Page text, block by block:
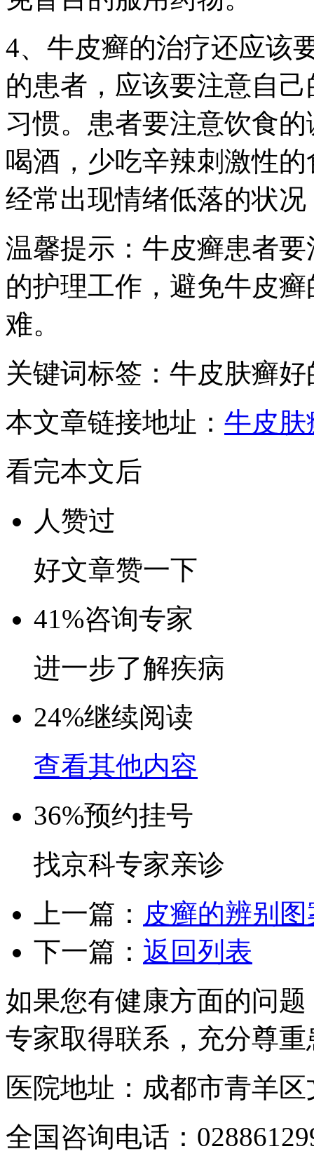
4、牛皮癣的治疗还应该
的患者，应该要注意自
习惯。患者要注意饮食
喝酒，少吃辛辣刺激性
经常出现情绪低落的状
温馨提示：牛皮癣患者
的护理工作，避免牛皮
难。
关键词标签：牛皮肤癣
本文章链接地址： 牛皮肤
看完本文后
人赞过
好文章赞一下
41%咨询专家
进一步了解疾病
24%继续阅读
查看其他内容
36%预约挂号
找京科专家亲诊
上一篇： 皮癣的辨别图
下一篇： 返回列表
如果您有健康方面的问
专家取得联系，充分尊
医院地址：成都市青羊
全国咨询电话：